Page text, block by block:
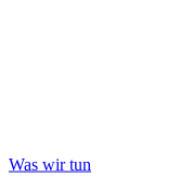
Was wir tun